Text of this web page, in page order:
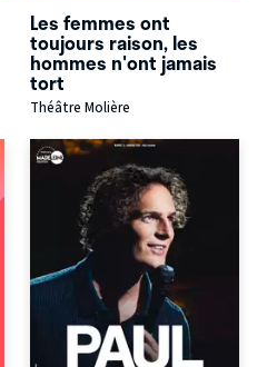
Les femmes ont
toujours raison, les
hommes n'ont jamais
tort
Théâtre Molière